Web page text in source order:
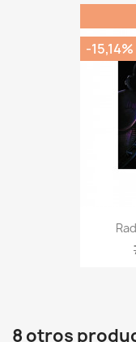
-15,14%
8 otros